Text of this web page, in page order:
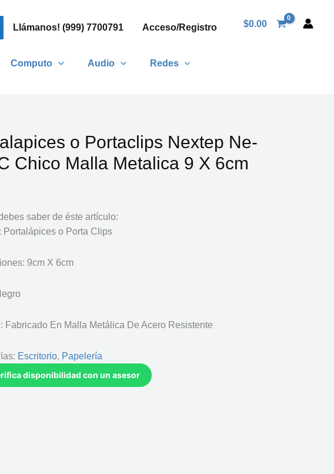
Llámanos! (999) 7700791 Acceso/Registro $0.00
Computo Audio
Redes
o Portaclips Nextep Ne-
Chico Malla Metalica 9 X 6cm
saber de éste artículo:
Portalápices o Porta Clips
9cm X 6cm
Fabricado En Malla Metálica De Acero Resistente
Escritorio, Papelería
disponibilidad con un asesor